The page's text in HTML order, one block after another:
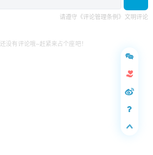
请遵守《评论管理条例》文明评论
还没有评论哦~赶紧来占个座吧！